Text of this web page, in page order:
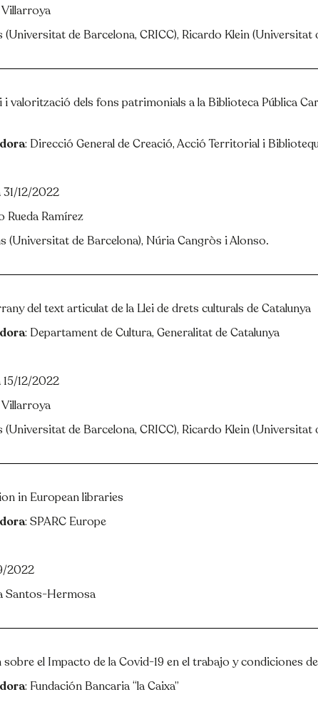
Villarroya
(Universitat de Barcelona, CRICC), Ricardo Klein (Universitat
i valorització dels fons patrimonials a la Biblioteca Pública
: Direcció General de Creació, Acció Territorial i
12/2022
Rueda Ramírez
(Universitat de Barcelona), Núria Cangròs i Alonso.
del text articulat de la Llei de drets culturals de Catalunya
: Departament de Cultura, Generalitat de Catalunya
12/2022
Villarroya
(Universitat de Barcelona, CRICC), Ricardo Klein (Universitat
in European libraries
: SPARC Europe
2022
Santos-Hermosa
el Impacto de la Covid-19 en el trabajo y condiciones
: Fundación Bancaria “la Caixa”